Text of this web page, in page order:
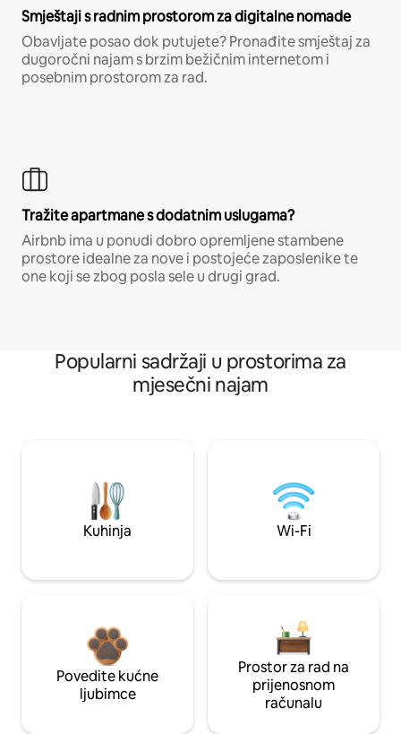
Smještaji s radnim prostorom za digitalne nomade
Obavljate posao dok putujete? Pronađite smještaj za
dugoročni najam s brzim bežičnim internetom i
posebnim prostorom za rad.
Tražite apartmane s dodatnim uslugama?
Airbnb ima u ponudi dobro opremljene stambene
prostore idealne za nove i postojeće zaposlenike te
one koji se zbog posla sele u drugi grad.
Popularni sadržaji u prostorima za
mjesečni najam
Kuhinja Wi-Fi
Povedite kućne
ljubimce
Prostor za rad na
prijenosnom
računalu